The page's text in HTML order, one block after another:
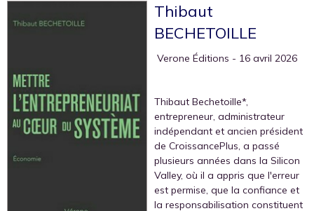
Thibaut
BECHETOILLE
‎ Verone Éditions - 16 avril 2026
Thibaut Bechetoille*,
entrepreneur, administrateur
indépendant et ancien président
de CroissancePlus, a passé
plusieurs années dans la Silicon
Valley, où il a appris que l'erreur
est permise, que la confiance et
la responsabilisation constituent